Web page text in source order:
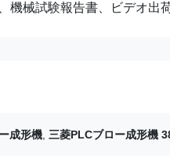
械試験報告書、ビデオ出
成形機 三菱PLCブロー成形機